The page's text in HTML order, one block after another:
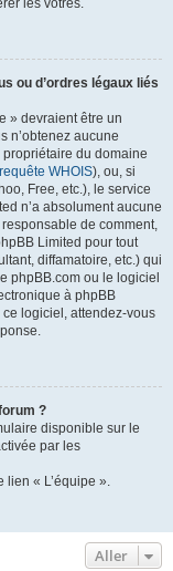
les vôtres.
ou d’ordres légaux liés
» devraient être un
n’obtenez aucune
du domaine
WHOIS), ou, si
Free, etc.), le service
n’a absolument aucune
de comment,
Limited pour tout
diffamatoire, etc.) qui
phpBB.com ou le logiciel
à phpBB
logiciel, attendez-vous
?
disponible sur le
par les
lien « L’équipe ».
Aller